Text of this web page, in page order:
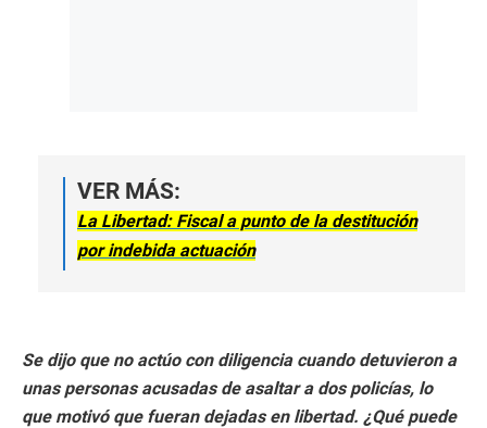
VER MÁS:
La Libertad: Fiscal a punto de la destitución
por indebida actuación
Se dijo que no actúo con diligencia cuando detuvieron a
unas personas acusadas de asaltar a dos policías, lo
que motivó que fueran dejadas en libertad. ¿Qué puede